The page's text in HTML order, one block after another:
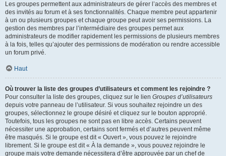
Les groupes permettent aux administrateurs de gérer l’accès des membres et
des invités au forum et à ses fonctionnalités. Chaque membre peut appartenir
à un ou plusieurs groupes et chaque groupe peut avoir ses permissions. La
gestion des membres par l’intermédiaire des groupes permet aux
administrateurs de modifier rapidement les permissions de plusieurs membres
à la fois, telles qu’ajouter des permissions de modération ou rendre accessible
un forum privé.
Haut
Où trouver la liste des groupes d’utilisateurs et comment les rejoindre ?
Pour consulter la liste des groupes, cliquez sur le lien Groupes d’utilisateurs
depuis votre panneau de l’utilisateur. Si vous souhaitez rejoindre un des
groupes, sélectionnez le groupe désiré et cliquez sur le bouton approprié.
Toutefois, tous les groupes ne sont pas en libre accès. Certains peuvent
nécessiter une approbation, certains sont fermés et d’autres peuvent même
être masqués. Si le groupe est dit « Ouvert », vous pouvez le rejoindre
librement. Si le groupe est dit « À la demande », vous pouvez rejoindre le
groupe mais votre demande nécessitera d’être approuvée par un chef de